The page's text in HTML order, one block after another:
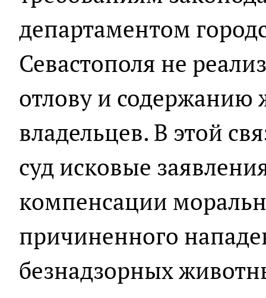
департаментом
Севастополя не
отлову и содержанию
владельцев. В этой
суд исковые
компенсации
причиненного
безнадзорных